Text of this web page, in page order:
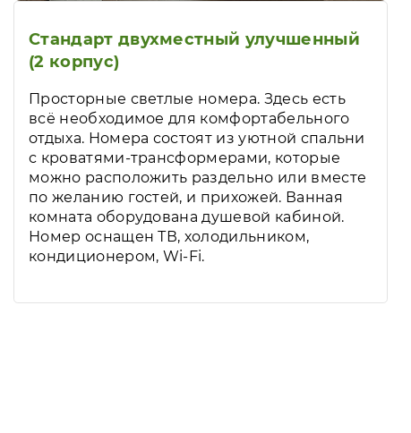
Стандарт двухместный улучшенный
(2 корпус)
Просторные светлые номера. Здесь есть
всё необходимое для комфортабельного
отдыха. Номера состоят из уютной спальни
с кроватями-трансформерами, которые
можно расположить раздельно или вместе
по желанию гостей, и прихожей. Ванная
комната оборудована душевой кабиной.
Номер оснащен ТВ, холодильником,
кондиционером, Wi-Fi.